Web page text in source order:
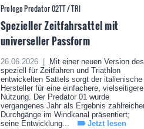
Prologo Predator 02TT / TRI
Spezieller Zeitfahrsattel mit
universeller Passform
26.06.2026 |
Mit einer neuen Version des
speziell für Zeitfahren und Triathlon
entwickelten Sattels sorgt der italienische
Hersteller für eine einfachere, vielseitigere
Nutzung. Der Predator 01 wurde
vergangenes Jahr als Ergebnis
Durchgänge im Windkanal präsentiert;
seine Entwicklung...
Jetzt lesen